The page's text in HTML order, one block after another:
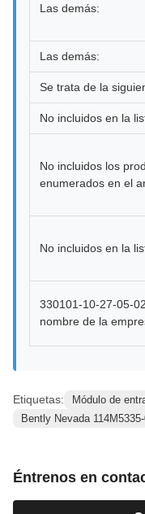
Las demás:
Las demás:
Se trata de la
No incluidos en la
No incluidos los
enumerados en el
No incluidos en la
330101-10-27-05-
nombre de la
Etiquetas:
Módulo de
Bently Nevada 114M5335-
Éntrenos en